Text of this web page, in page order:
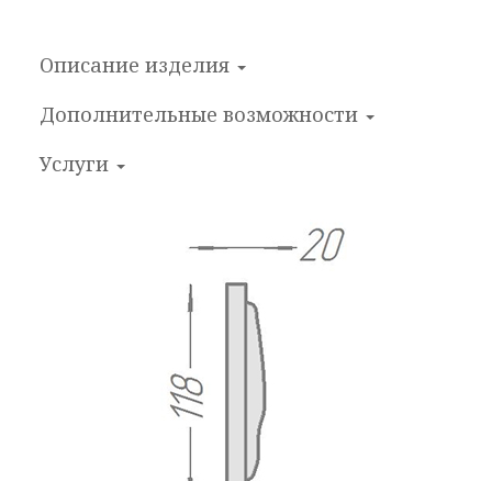
Описание изделия
Дополнительные возможности
Услуги